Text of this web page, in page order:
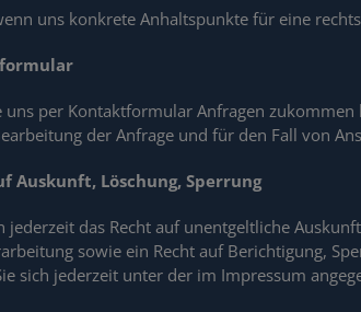
uns konkrete Anhaltspunkte für eine
uns per Kontaktformular Anfragen
der Anfrage und für den Fall von
Auskunft, Löschung, Sperrung
jederzeit das Recht auf unentgeltliche
sowie ein Recht auf Berichtigung,
sich jederzeit unter der im Impressum